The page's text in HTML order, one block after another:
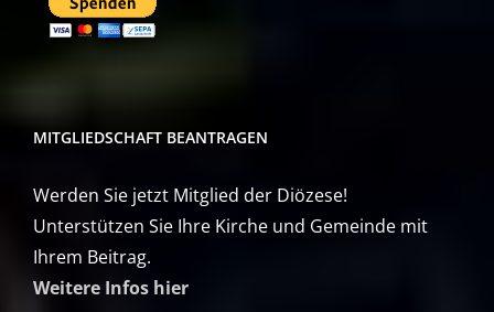
MITGLIEDSCHAFT BEANTRAGEN
Werden Sie jetzt Mitglied der Diözese!
Unterstützen Sie Ihre Kirche und Gemeinde mit
Ihrem Beitrag.
Weitere Infos hier